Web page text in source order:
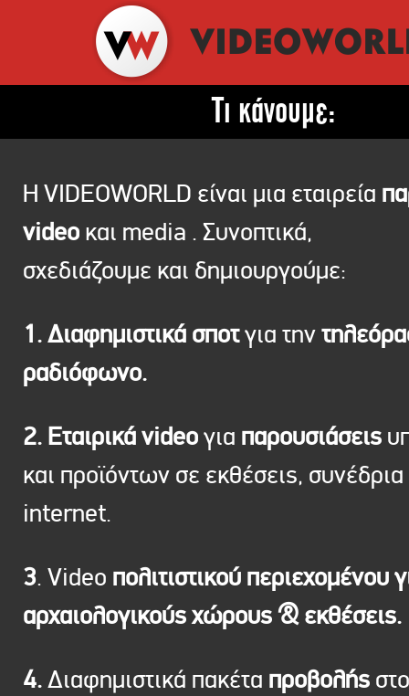
Τι κάνουμε:
Η VIDEOWORLD είναι μια εταιρεία
video και media . Συνοπτικά,
σχεδιάζουμε και δημιουργούμε:
1. Διαφημιστικά σποτγια την
ραδιόφωνο.
2. Εταιρικά videoγια παρουσιάσεις
και προϊόντων σε εκθέσεις, συνέδρια
internet.
3. Video πολιτιστικού περιεχομένου
αρχαιολογικούς χώρους & εκθέσεις.
4.Διαφημιστικά πακέτα προβολής στο